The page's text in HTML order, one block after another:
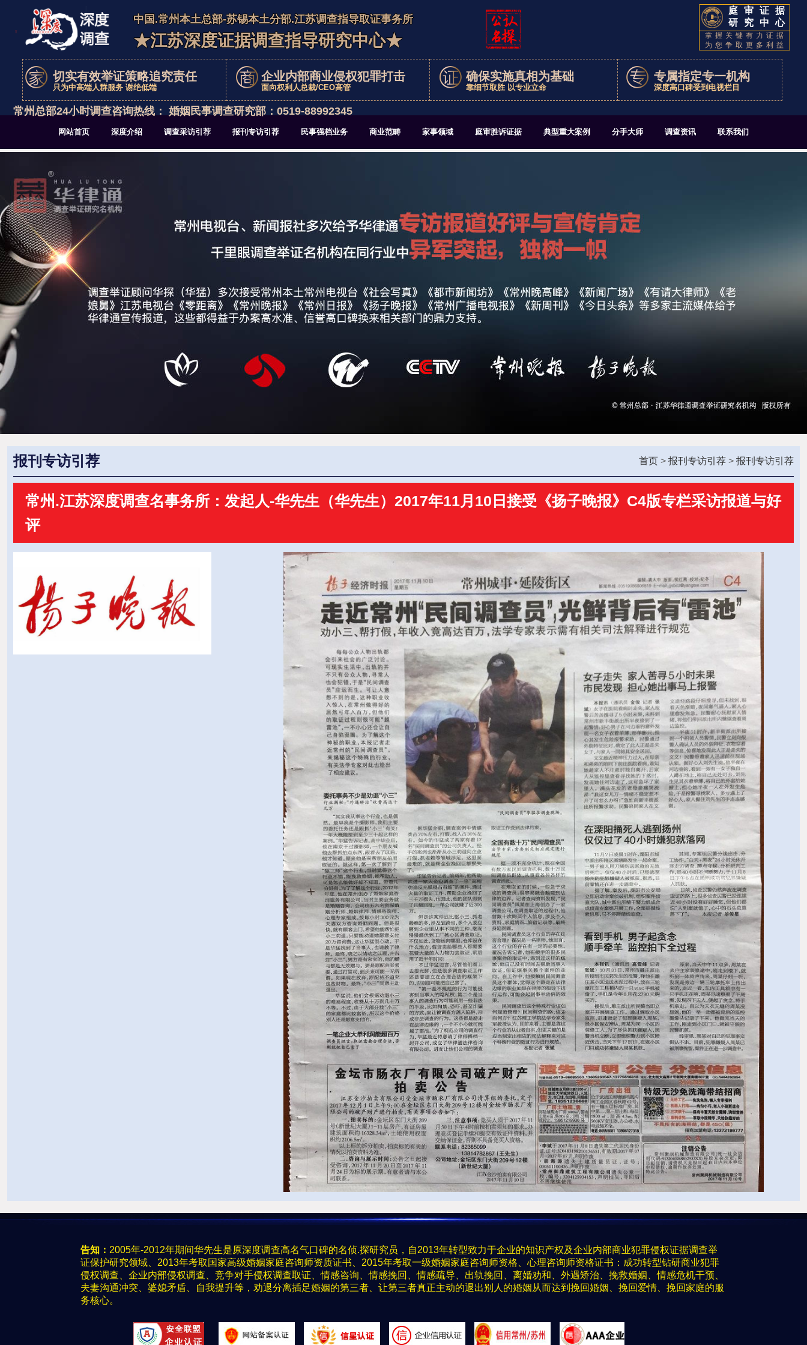
中国.常州本土总部-苏锡本土分部.江苏调查指导取证事务所
★江苏深度证据调查指导研究中心★
庭审证据
研究中心
掌握关键有力证据
为您争取更多利益
切实有效举证策略追究责任
只为中高端人群服务 谢绝低端
企业内部商业侵权犯罪打击
面向权利人总裁/CEO高管
确保实施真相为基础
靠细节取胜 以专业立命
专属指定专一机构
深度高口碑受到电视栏目
常州总部24小时调查咨询热线： 婚姻民事调查研究部：0519-88992345
网站首页 深度介绍 调查采访引荐 报刊专访引荐 民事强档业务 商业范畴 家事领域 庭审胜诉证据 典型重大案例 分手大师 调查资讯 联系我们
报刊专访引荐 首页 > 报刊专访引荐 > 报刊专访引荐
常州.江苏深度调查名事务所：发起人-华先生（华先生）2017年11月10日接受《扬子晚报》C4版专栏采访报道与好
评
告知： 2005年-2012年期间华先生是原深度调查高名气口碑的名侦.探研究员，自2013年转型致力于企业的知识产权及企业内部商业犯罪侵权证据调查举
证保护研究领域、2013年考取国家高级婚姻家庭咨询师资质证书、2015年考取一级婚姻家庭咨询师资格、心理咨询师资格证书：成功转型钻研商业犯罪
侵权调查、企业内部侵权调查、竞争对手侵权调查取证、情感咨询、情感挽回、情感疏导、出轨挽回、离婚劝和、外遇矫治、挽救婚姻、情感危机干预、
夫妻沟通冲突、婆媳矛盾、自我提升等，劝退分离插足婚姻的第三者、让第三者真正主动的退出别人的婚姻从而达到挽回婚姻、挽回爱情、挽回家庭的服
务核心。